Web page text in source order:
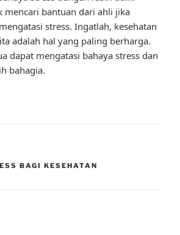
mencari bantuan dari ahli jika
stress. Ingatlah, kesehatan
adalah hal yang paling berharga.
dapat mengatasi bahaya stress dan
bahagia.
BAGI KESEHATAN